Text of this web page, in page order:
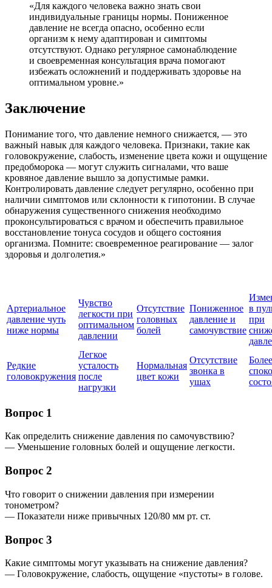
«Для каждого человека важно знать свои
индивидуальные границы нормы. Пониженное
давление не всегда опасно, особенно если
организм к нему адаптирован и симптомы
отсутствуют. Однако регулярное самонаблюдение
и своевременная консультация врача помогают
избежать осложнений и поддерживать здоровье на
оптимальном уровне.»
Заключение
Понимание того, что давление немного снижается, — это
важный навык для каждого человека. Признаки, такие как
головокружение, слабость, изменение цвета кожи и ощущение
предобморока — могут служить сигналами, что ваше
кровяное давление вышло за допустимые рамки.
Контролировать давление следует регулярно, особенно при
наличии симптомов или склонности к гипотонии. В случае
обнаружения существенного снижения необходимо
проконсультироваться с врачом и обеспечить правильное
восстановление тонуса сосудов и общего состояния
организма. Помните: своевременное реагирование — залог
здоровья и долголетия.»
Артериальное
давление чуть
ниже нормы
Чувство
легкости при
оптимальном
давлении
Отсутствие
головных
болей
Пониженное
давление и
самочувствие
в
при
Редкие
головокружения
Легкое
усталость
после
нагрузки
Нормальная
цвет кожи
Отсутствие
звонка в
ушах
Более
Вопрос 1
Как определить снижение давления по самочувствию?
— Уменьшение головных болей и ощущение легкости.
Вопрос 2
Что говорит о снижении давления при измерении
тонометром?
— Показатели ниже привычных 120/80 мм рт. ст.
Вопрос 3
Какие симптомы могут указывать на снижение давления?
— Головокружение, слабость, ощущение «пустоты» в голове.